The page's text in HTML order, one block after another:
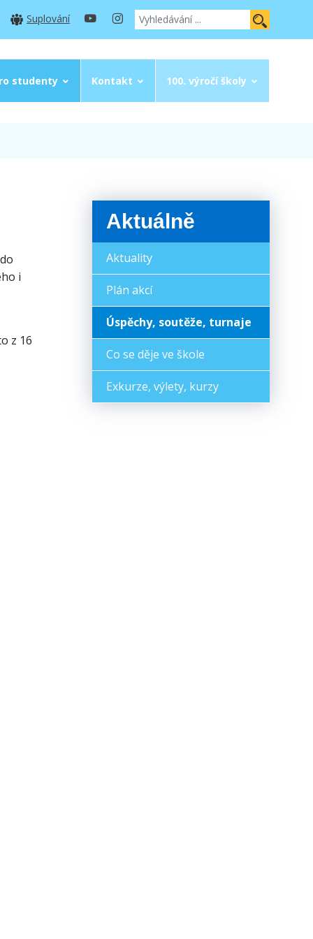
Suplování
studenty Kontakt 100. výročí školy
i
z 16
Aktuálně
Aktuality
Plán akcí
Úspěchy, soutěže, turnaje
Co se děje ve škole
Exkurze, výlety, kurzy